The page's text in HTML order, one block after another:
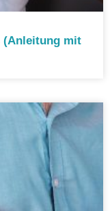
(Anleitung mit